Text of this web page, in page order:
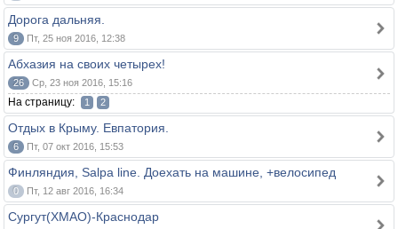
Дорога дальняя.
9 Пт, 25 ноя 2016, 12:38
Абхазия на своих четырех!
26 Ср, 23 ноя 2016, 15:16
На страницу: 1 2
Отдых в Крыму. Евпатория.
6 Пт, 07 окт 2016, 15:53
Финляндия, Salpa line. Доехать на машине, +велосипед
0 Пт, 12 авг 2016, 16:34
Сургут(ХМАО)-Краснодар